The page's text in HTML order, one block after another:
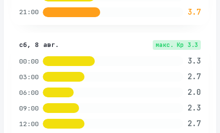
21:00 3.7
сб, 8 авг. макс. Kp 3.3
00:00 3.3
03:00 2.7
06:00 2.0
09:00 2.3
12:00 2.7